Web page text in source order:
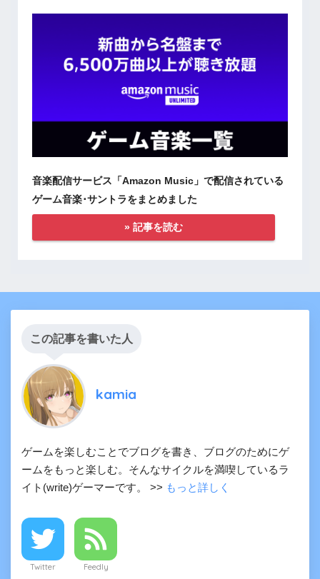
音楽配信サービス「Amazon Music」で配信されている
ゲーム音楽･サントラをまとめました
» 記事を読む
この記事を書いた人
kamia
ゲームを楽しむことでブログを書き、ブログのためにゲ
ームをもっと楽しむ。そんなサイクルを満喫しているラ
イト(write)ゲーマーです。 >> もっと詳しく
Twitter Feedly